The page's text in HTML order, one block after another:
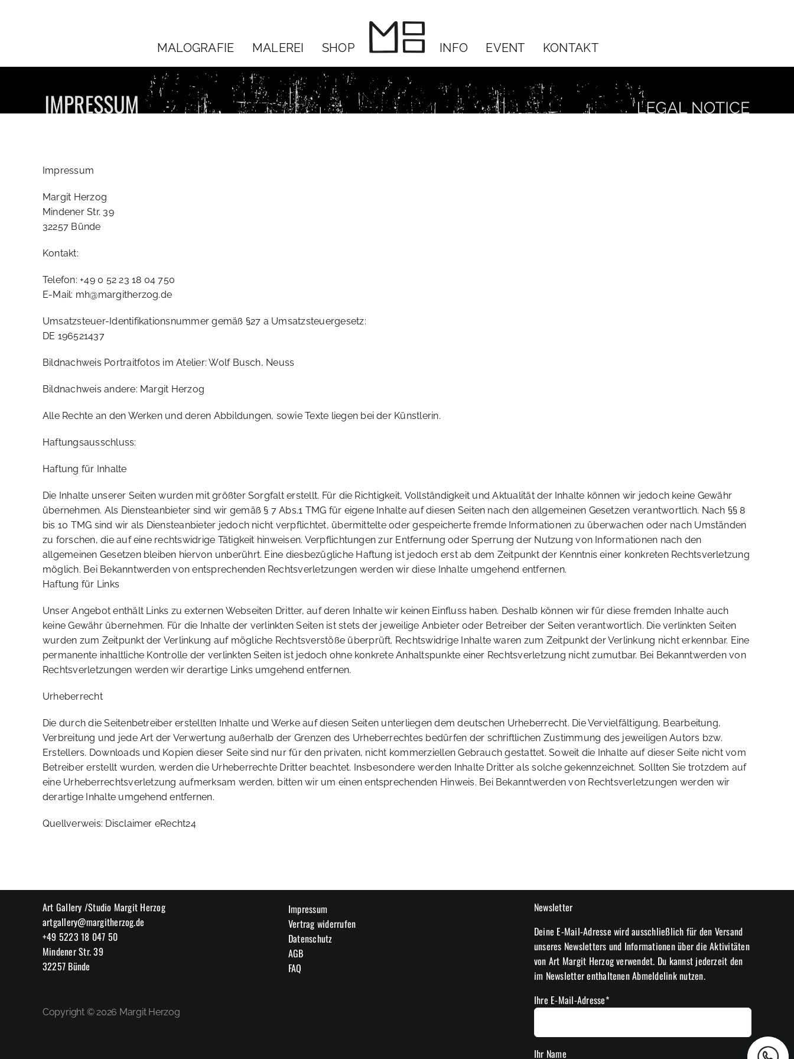
MALOGRAFIE MALEREI SHOP INFO EVENT KONTAKT
Impressum
Margit Herzog
Mindener Str. 39
32257 Bünde
Kontakt:
Telefon: +49 0 52 23 18 04 750
E-Mail: mh@margitherzog.de
Umsatzsteuer-Identifikationsnummer gemäß §27 a Umsatzsteuergesetz:
DE 196521437
Bildnachweis Portraitfotos im Atelier: Wolf Busch, Neuss
Bildnachweis andere: Margit Herzog
Alle Rechte an den Werken und deren Abbildungen, sowie Texte liegen bei der Künstlerin.
Haftungsausschluss:
Haftung für Inhalte
Die Inhalte unserer Seiten wurden mit größter Sorgfalt erstellt. Für die Richtigkeit, Vollständigkeit und Aktualität der Inhalte können wir jedoch keine Gewähr
übernehmen. Als Diensteanbieter sind wir gemäß § 7 Abs.1 TMG für eigene Inhalte auf diesen Seiten nach den allgemeinen Gesetzen verantwortlich. Nach §§ 8
bis 10 TMG sind wir als Diensteanbieter jedoch nicht verpflichtet, übermittelte oder gespeicherte fremde Informationen zu überwachen oder nach Umständen
zu forschen, die auf eine rechtswidrige Tätigkeit hinweisen. Verpflichtungen zur Entfernung oder Sperrung der Nutzung von Informationen nach den
allgemeinen Gesetzen bleiben hiervon unberührt. Eine diesbezügliche Haftung ist jedoch erst ab dem Zeitpunkt der Kenntnis einer konkreten Rechtsverletzung
möglich. Bei Bekanntwerden von entsprechenden Rechtsverletzungen werden wir diese Inhalte umgehend entfernen.
Haftung für Links
Unser Angebot enthält Links zu externen Webseiten Dritter, auf deren Inhalte wir keinen Einfluss haben. Deshalb können wir für diese fremden Inhalte auch
keine Gewähr übernehmen. Für die Inhalte der verlinkten Seiten ist stets der jeweilige Anbieter oder Betreiber der Seiten verantwortlich. Die verlinkten Seiten
wurden zum Zeitpunkt der Verlinkung auf mögliche Rechtsverstöße überprüft. Rechtswidrige Inhalte waren zum Zeitpunkt der Verlinkung nicht erkennbar. Eine
permanente inhaltliche Kontrolle der verlinkten Seiten ist jedoch ohne konkrete Anhaltspunkte einer Rechtsverletzung nicht zumutbar. Bei Bekanntwerden von
Rechtsverletzungen werden wir derartige Links umgehend entfernen.
Urheberrecht
Die durch die Seitenbetreiber erstellten Inhalte und Werke auf diesen Seiten unterliegen dem deutschen Urheberrecht. Die Vervielfältigung, Bearbeitung,
Verbreitung und jede Art der Verwertung außerhalb der Grenzen des Urheberrechtes bedürfen der schriftlichen Zustimmung des jeweiligen Autors bzw.
Erstellers. Downloads und Kopien dieser Seite sind nur für den privaten, nicht kommerziellen Gebrauch gestattet. Soweit die Inhalte auf dieser Seite nicht vom
Betreiber erstellt wurden, werden die Urheberrechte Dritter beachtet. Insbesondere werden Inhalte Dritter als solche gekennzeichnet. Sollten Sie trotzdem auf
eine Urheberrechtsverletzung aufmerksam werden, bitten wir um einen entsprechenden Hinweis. Bei Bekanntwerden von Rechtsverletzungen werden wir
derartige Inhalte umgehend entfernen.
Quellverweis: Disclaimer eRecht24
Art Gallery /Studio Margit Herzog
artgallery@margitherzog.de
+49 5223 18 047 50
Mindener Str. 39
32257 Bünde
Copyright © 2026 Margit Herzog
Impressum
Vertrag widerrufen
Datenschutz
AGB
FAQ
Newsletter
Deine E-Mail-Adresse wird ausschließlich für den Versand
unseres Newsletters und Informationen über die Aktivitäten
von Art Margit Herzog verwendet. Du kannst jederzeit den
im Newsletter enthaltenen Abmeldelink nutzen.
Ihre E-Mail-Adresse*
Ihr Name